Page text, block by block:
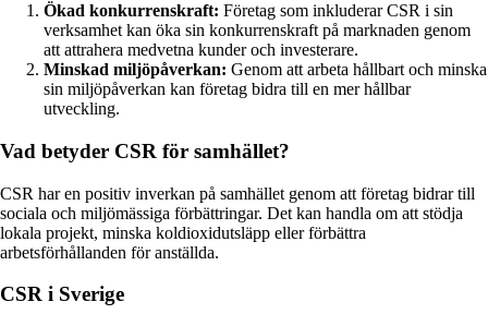
Ökad konkurrenskraft: Företag som inkluderar CSR i sin
verksamhet kan öka sin konkurrenskraft på marknaden genom
att attrahera medvetna kunder och investerare.
Minskad miljöpåverkan: Genom att arbeta hållbart och minska
sin miljöpåverkan kan företag bidra till en mer hållbar
utveckling.
Vad betyder CSR för samhället?
CSR har en positiv inverkan på samhället genom att företag bidrar till
sociala och miljömässiga förbättringar. Det kan handla om att stödja
lokala projekt, minska koldioxidutsläpp eller förbättra
arbetsförhållanden för anställda.
CSR i Sverige